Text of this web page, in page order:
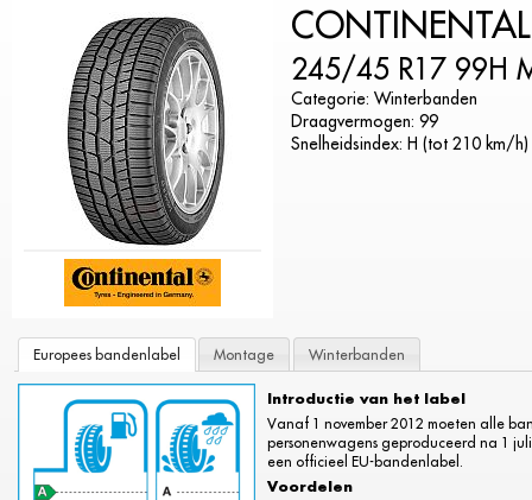
245/45 R17 99H
Categorie: Winterbanden
Draagvermogen: 99
Snelheidsindex: H (tot 210 km/h)
Europees bandenlabel Montage Winterbanden
Introductie van het label
Vanaf 1 november 2012 moeten alle
personenwagens geproduceerd na 1
een officieel EU-bandenlabel.
Voordelen